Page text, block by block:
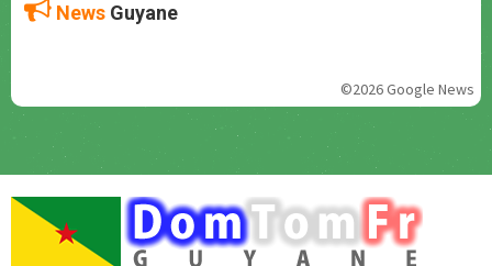
News Guyane
©2026 Google News